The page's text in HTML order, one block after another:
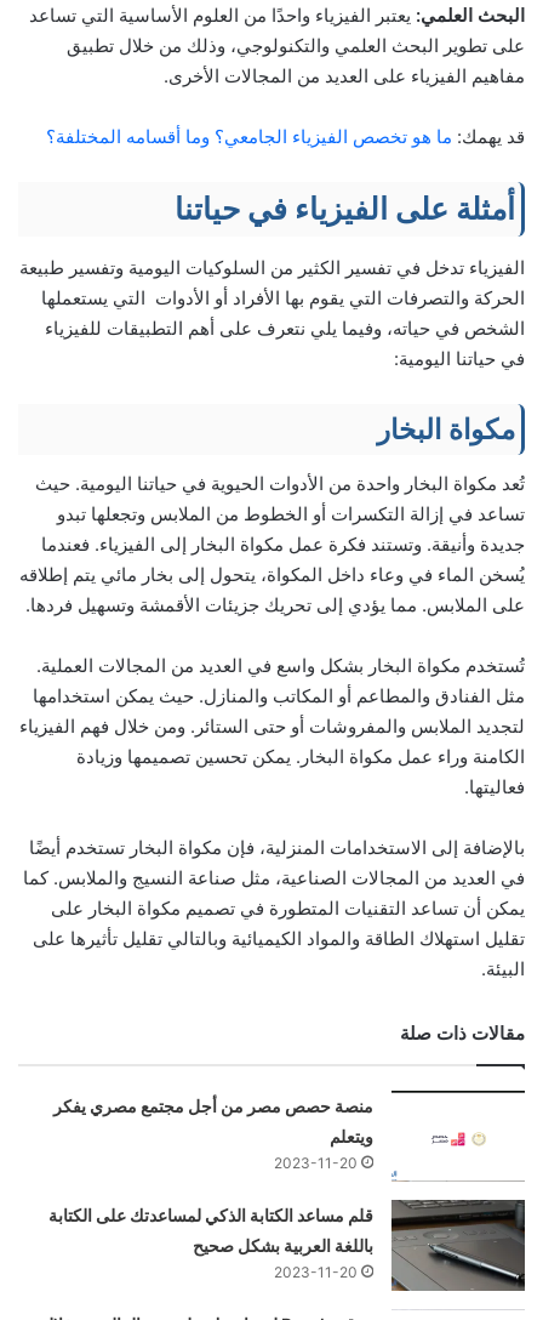
البحث العلمي: يعتبر الفيزياء واحدًا من العلوم الأساسية التي تساعد
على تطوير البحث العلمي والتكنولوجي، وذلك من خلال تطبيق
مفاهيم الفيزياء على العديد من المجالات الأخرى.
قد يهمك: ما هو تخصص الفيزياء الجامعي؟ وما أقسامه المختلفة؟
أمثلة على الفيزياء في حياتنا
الفيزياء تدخل في تفسير الكثير من السلوكيات اليومية وتفسير طبيعة
الحركة والتصرفات التي يقوم بها الأفراد أو الأدوات التي يستعملها
الشخص في حياته، وفيما يلي نتعرف على أهم التطبيقات للفيزياء
في حياتنا اليومية:
مكواة البخار
تُعد مكواة البخار واحدة من الأدوات الحيوية في حياتنا اليومية. حيث
تساعد في إزالة التكسرات أو الخطوط من الملابس وتجعلها تبدو
جديدة وأنيقة. وتستند فكرة عمل مكواة البخار إلى الفيزياء. فعندما
يُسخن الماء في وعاء داخل المكواة، يتحول إلى بخار مائي يتم إطلاقه
على الملابس. مما يؤدي إلى تحريك جزيئات الأقمشة وتسهيل فردها.
تُستخدم مكواة البخار بشكل واسع في العديد من المجالات العملية.
مثل الفنادق والمطاعم أو المكاتب والمنازل. حيث يمكن استخدامها
لتجديد الملابس والمفروشات أو حتى الستائر. ومن خلال فهم الفيزياء
الكامنة وراء عمل مكواة البخار. يمكن تحسين تصميمها وزيادة
فعاليتها.
بالإضافة إلى الاستخدامات المنزلية، فإن مكواة البخار تستخدم أيضًا
في العديد من المجالات الصناعية، مثل صناعة النسيج والملابس. كما
يمكن أن تساعد التقنيات المتطورة في تصميم مكواة البخار على
تقليل استهلاك الطاقة والمواد الكيميائية وبالتالي تقليل تأثيرها على
البيئة.
مقالات ذات صلة
منصة حصص مصر من أجل مجتمع مصري يفكر
ويتعلم
2023-11-20
قلم مساعد الكتابة الذكي لمساعدتك على الكتابة
باللغة العربية بشكل صحيح
2023-11-20